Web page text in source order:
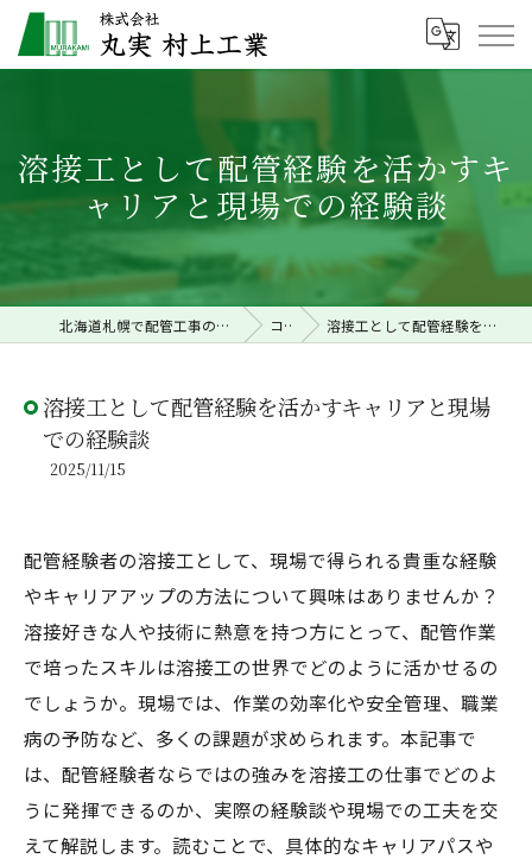
溶接工として配管経験を活かすキ
ャリアと現場での経験談
北海道札幌で配管工事の求人なら株式会社丸実村上工業 コラム 溶接工として配管経験を活かすキャリアと現場での経験談
溶接工として配管経験を活かすキャリアと現場
での経験談
2025/11/15
配管経験者の溶接工として、現場で得られる貴重な経験
やキャリアアップの方法について興味はありませんか？
溶接好きな人や技術に熱意を持つ方にとって、配管作業
で培ったスキルは溶接工の世界でどのように活かせるの
でしょうか。現場では、作業の効率化や安全管理、職業
病の予防など、多くの課題が求められます。本記事で
は、配管経験者ならではの強みを溶接工の仕事でどのよ
うに発揮できるのか、実際の経験談や現場での工夫を交
えて解説します。読むことで、具体的なキャリアパスや